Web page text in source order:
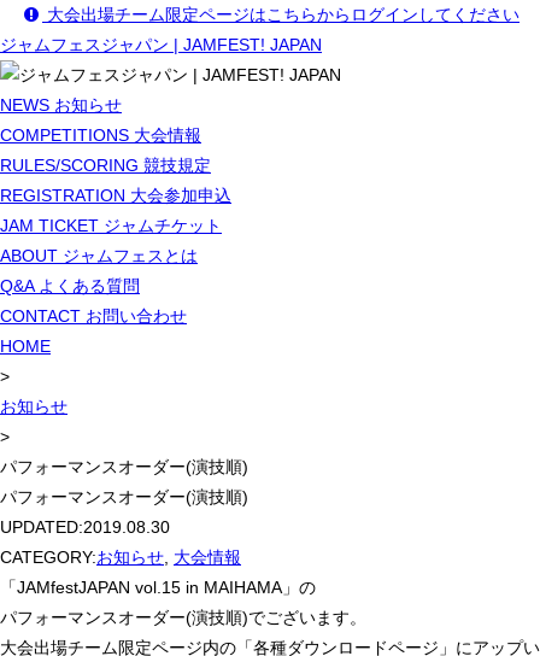
大会出場チーム限定ページはこちらからログインしてください
ジャムフェスジャパン | JAMFEST! JAPAN
NEWS お知らせ
COMPETITIONS 大会情報
RULES/SCORING 競技規定
REGISTRATION 大会参加申込
JAM TICKET ジャムチケット
ABOUT ジャムフェスとは
Q&A よくある質問
CONTACT お問い合わせ
HOME
>
お知らせ
>
パフォーマンスオーダー(演技順)
パフォーマンスオーダー(演技順)
UPDATED:2019.08.30
CATEGORY:お知らせ 大会情報
「JAMfestJAPAN vol.15 in MAIHAMA」の
パフォーマンスオーダー(演技順)でございます。
大会出場チーム限定ページ内の「各種ダウンロードページ」にアップい